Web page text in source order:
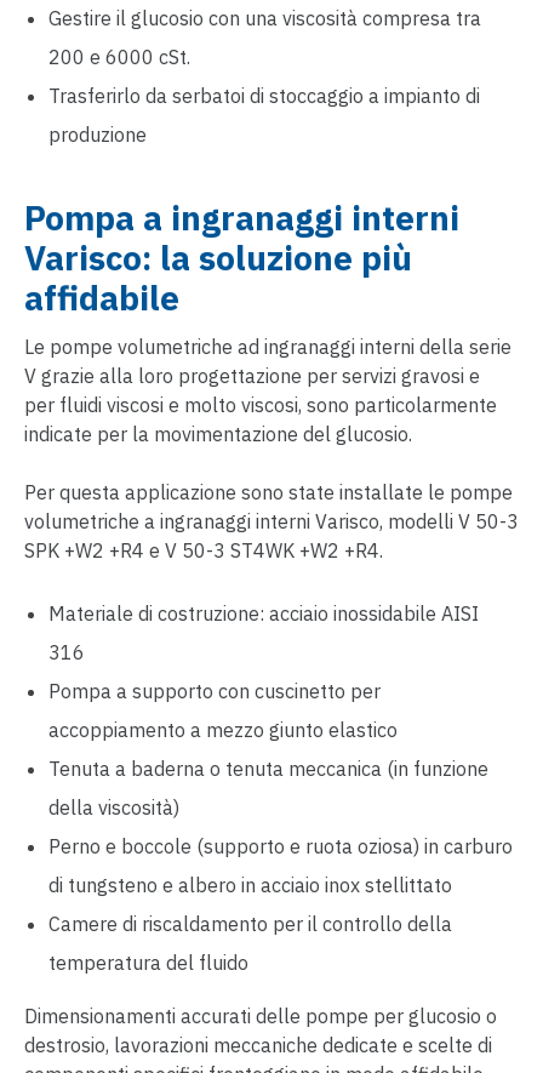
Gestire il glucosio con una viscosità compresa tra
200 e 6000 cSt.
Trasferirlo da serbatoi di stoccaggio a impianto di
produzione
Pompa a ingranaggi interni
Varisco: la soluzione più
affidabile
Le pompe volumetriche ad ingranaggi interni della serie
V grazie alla loro progettazione per servizi gravosi e
per fluidi viscosi e molto viscosi, sono particolarmente
indicate per la movimentazione del glucosio.
Per questa applicazione sono state installate le pompe
volumetriche a ingranaggi interni Varisco, modelli V 50-3
SPK +W2 +R4 e V 50-3 ST4WK +W2 +R4.
Materiale di costruzione: acciaio inossidabile AISI
316
Pompa a supporto con cuscinetto per
accoppiamento a mezzo giunto elastico
Tenuta a baderna o tenuta meccanica (in funzione
della viscosità)
Perno e boccole (supporto e ruota oziosa) in carburo
di tungsteno e albero in acciaio inox stellittato
Camere di riscaldamento per il controllo della
temperatura del fluido
Dimensionamenti accurati delle pompe per glucosio o
destrosio, lavorazioni meccaniche dedicate e scelte di